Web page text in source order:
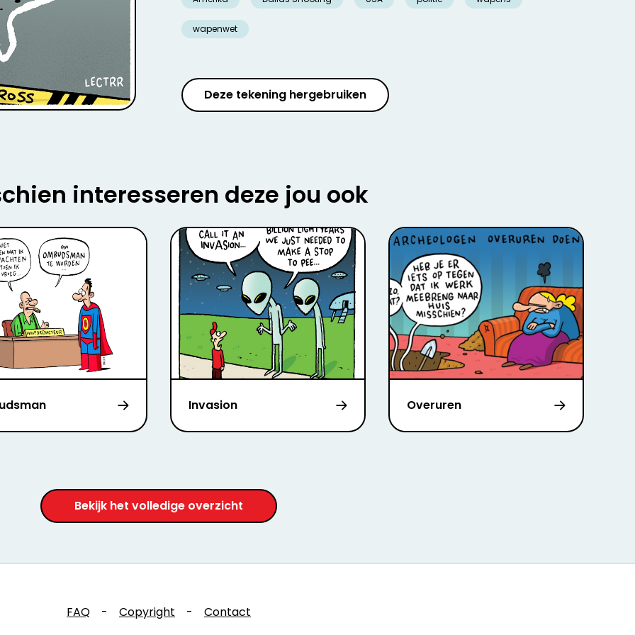
wapenwet
Deze tekening hergebruiken
interesseren deze jou ook
Invasion Overuren
Bekijk het volledige overzicht
FAQ - Copyright - Contact